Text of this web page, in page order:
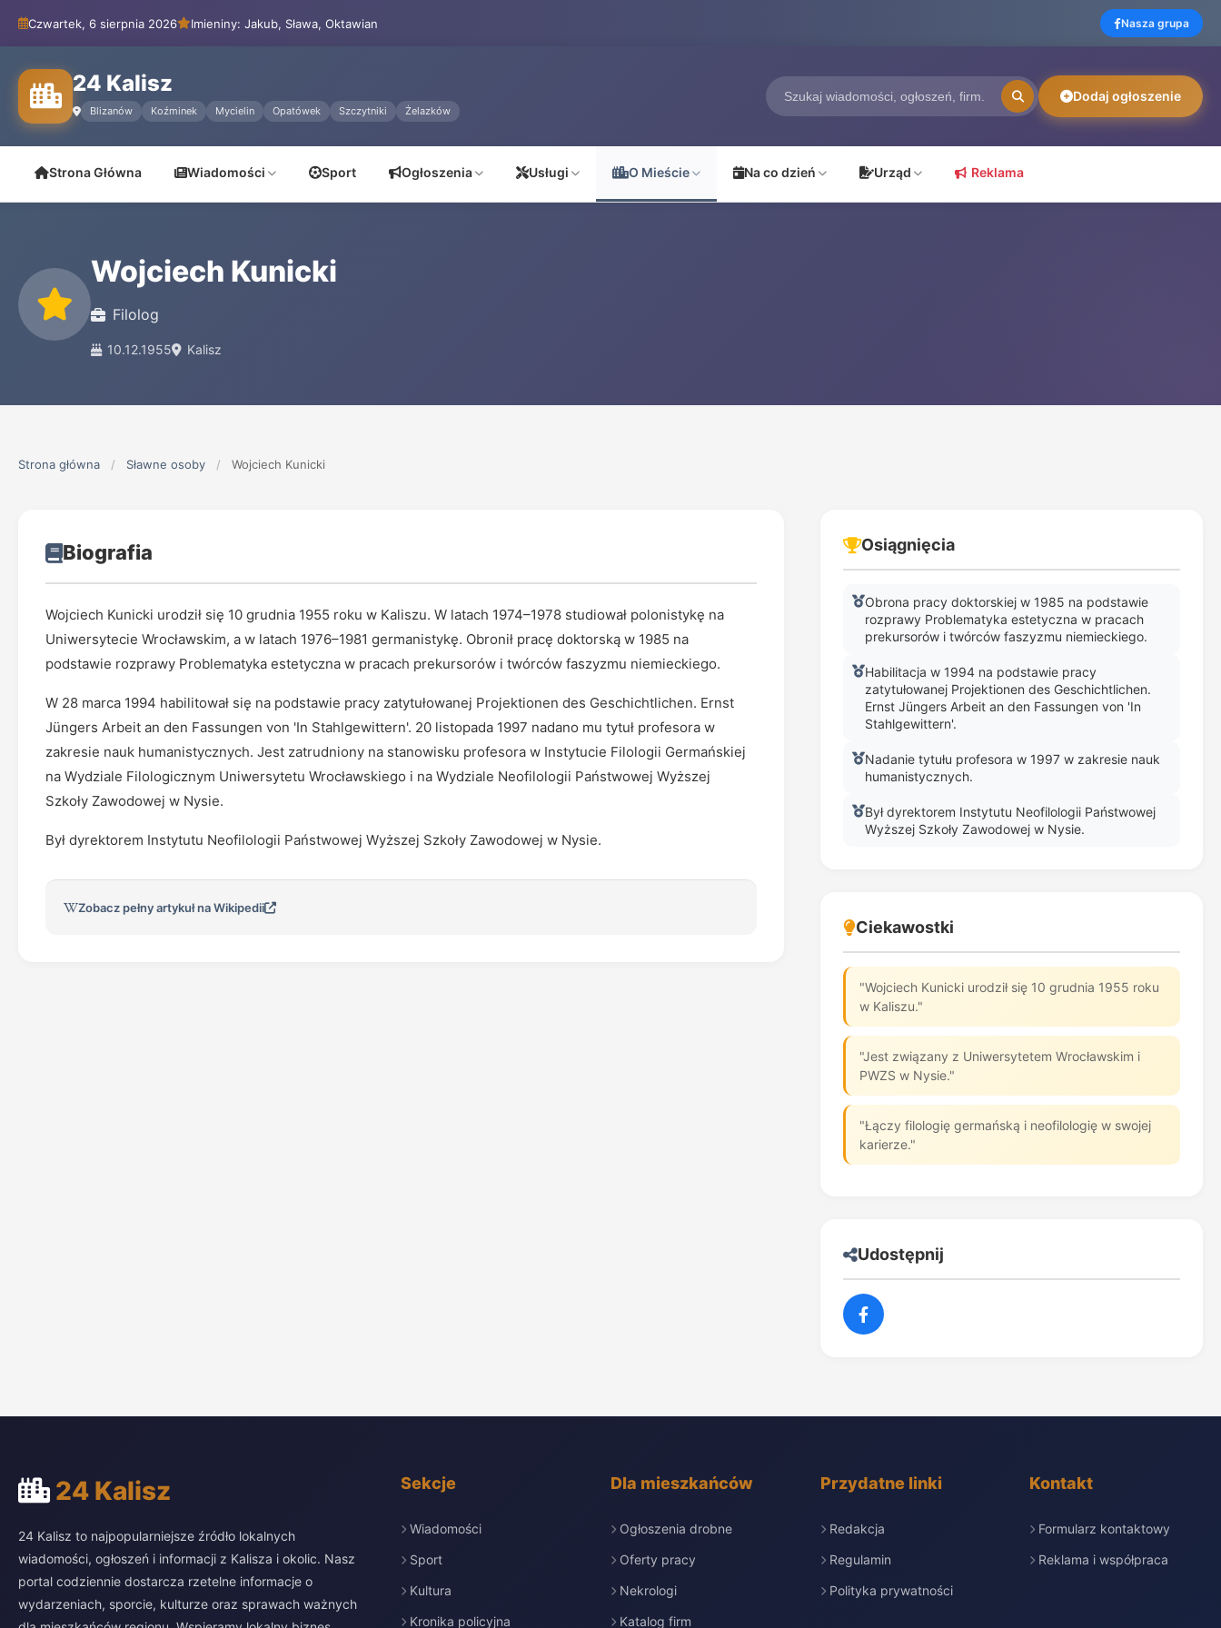
Czwartek, 6 sierpnia 2026 Imieniny: Jakub, Sława, Oktawian Nasza grupa
24 Kalisz
Blizanów Koźminek Mycielin Opatówek Szczytniki Żelazków
Dodaj ogłoszenie
Strona Główna Wiadomości Sport Ogłoszenia Usługi O Mieście Na co dzień Urząd Reklama
Wojciech Kunicki
Filolog
10.12.1955 Kalisz
Strona główna / Sławne osoby / Wojciech Kunicki
Biografia
Wojciech Kunicki urodził się 10 grudnia 1955 roku w Kaliszu. W latach 1974–1978 studiował polonistykę na
Uniwersytecie Wrocławskim, a w latach 1976–1981 germanistykę. Obronił pracę doktorską w 1985 na
podstawie rozprawy Problematyka estetyczna w pracach prekursorów i twórców faszyzmu niemieckiego.
W 28 marca 1994 habilitował się na podstawie pracy zatytułowanej Projektionen des Geschichtlichen. Ernst
Jüngers Arbeit an den Fassungen von 'In Stahlgewittern'. 20 listopada 1997 nadano mu tytuł profesora w
zakresie nauk humanistycznych. Jest zatrudniony na stanowisku profesora w Instytucie Filologii Germańskiej
na Wydziale Filologicznym Uniwersytetu Wrocławskiego i na Wydziale Neofilologii Państwowej Wyższej
Szkoły Zawodowej w Nysie.
Był dyrektorem Instytutu Neofilologii Państwowej Wyższej Szkoły Zawodowej w Nysie.
Zobacz pełny artykuł na Wikipedii
Osiągnięcia
Obrona pracy doktorskiej w 1985 na podstawie
rozprawy Problematyka estetyczna w pracach
prekursorów i twórców faszyzmu niemieckiego.
Habilitacja w 1994 na podstawie pracy
zatytułowanej Projektionen des Geschichtlichen.
Ernst Jüngers Arbeit an den Fassungen von 'In
Stahlgewittern'.
Nadanie tytułu profesora w 1997 w zakresie nauk
humanistycznych.
Był dyrektorem Instytutu Neofilologii Państwowej
Wyższej Szkoły Zawodowej w Nysie.
Ciekawostki
"Wojciech Kunicki urodził się 10 grudnia 1955 roku
w Kaliszu."
"Jest związany z Uniwersytetem Wrocławskim i
PWZS w Nysie."
"Łączy filologię germańską i neofilologię w swojej
karierze."
Udostępnij
24 Kalisz
24 Kalisz to najpopularniejsze źródło lokalnych
wiadomości, ogłoszeń i informacji z Kalisza i okolic. Nasz
portal codziennie dostarcza rzetelne informacje o
wydarzeniach, sporcie, kulturze oraz sprawach ważnych
Sekcje
Wiadomości
Sport
Kultura
Kronika policyjna
Dla mieszkańców
Ogłoszenia drobne
Oferty pracy
Nekrologi
Katalog firm
Przydatne linki
Redakcja
Regulamin
Polityka prywatności
Kontakt
Formularz kontaktowy
Reklama i współpraca